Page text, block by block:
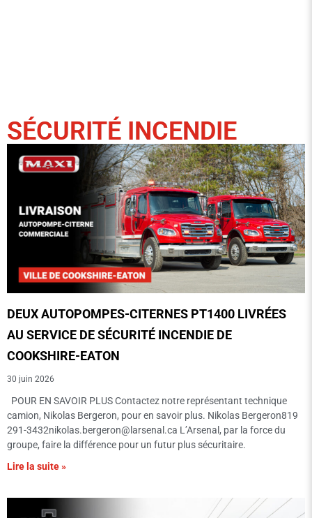
SÉCURITÉ INCENDIE
DEUX AUTOPOMPES-CITERNES PT1400 LIVRÉES
AU SERVICE DE SÉCURITÉ INCENDIE DE
COOKSHIRE-EATON
30 juin 2026
POUR EN SAVOIR PLUS Contactez notre représentant technique
camion, Nikolas Bergeron, pour en savoir plus. Nikolas Bergeron819
291-3432nikolas.bergeron@larsenal.ca L’Arsenal, par la force du
groupe, faire la différence pour un futur plus sécuritaire.
Lire la suite »